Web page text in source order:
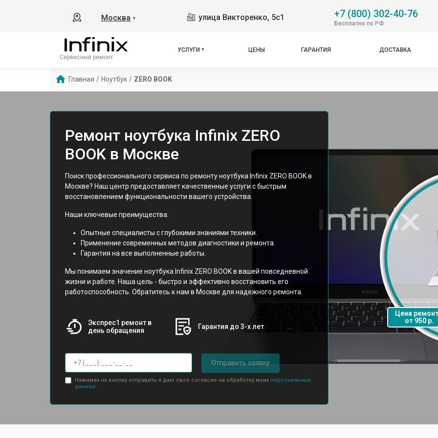
Москва ▼ улица Викторенко, 5с1 +7 (800) 302-40-76
Бесплатно по РФ
Сервисный ремонт
УСЛУГИ ЦЕНЫ ГАРАНТИЯ ДОСТАВКА
Главная / Ноутбук / ZERO BOOK
Ремонт ноутбука Infinix ZERO
BOOK в Москве
Поиск профессионального сервиса по ремонту ноутбука Infinix ZERO BOOK в
Москве? Наш центр предоставляет качественные услуги с быстрым
восстановлением функциональности вашего устройства.
Наши ключевые преимущества:
Опытные специалисты с глубокими знаниями техники.
Применение современных методов диагностики и ремонта.
Гарантия на все выполненные работы.
Мы понимаем значение ноутбука Infinix ZERO BOOK в вашей повседневной
жизни и работе. Наша цель - быстро и эффективно восстановить его
работоспособность. Обратитесь к нам в Москве для надежного ремонта.
Экспрес1 ремонт в
день обращения
Гарантия до 3-х лет
Отправить заявку
Нажимая на кнопку отправить я даю свое согласие на обработку моих персональных
данных.
Цена
от 950 р.